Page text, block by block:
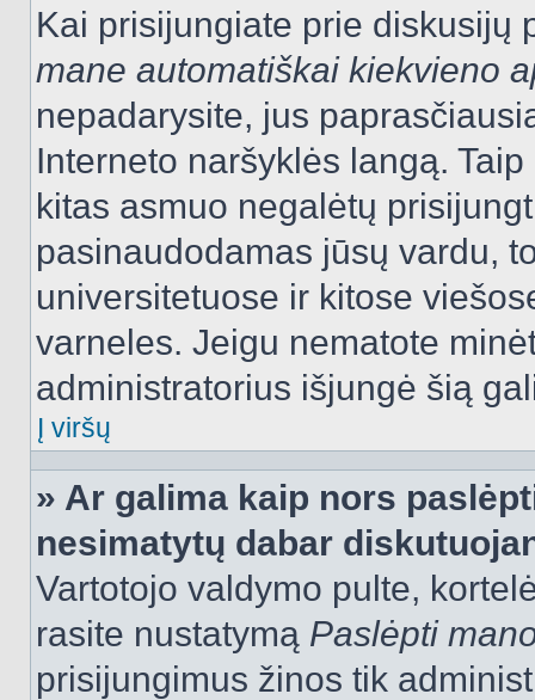
Kai prisijungiate prie diskusijų
mane automatiškai kiekvieno
nepadarysite, jus
Interneto naršyklės langą.
kitas asmuo negalėtų
pasinaudodamas jūsų vardu,
universitetuose ir kitose
varneles. Jeigu nematote
administratorius išjungė šią
Į viršų
» Ar galima kaip nors
nesimatytų dabar
Vartotojo valdymo pulte,
rasite nustatymą Paslėpti
prisijungimus žinos tik